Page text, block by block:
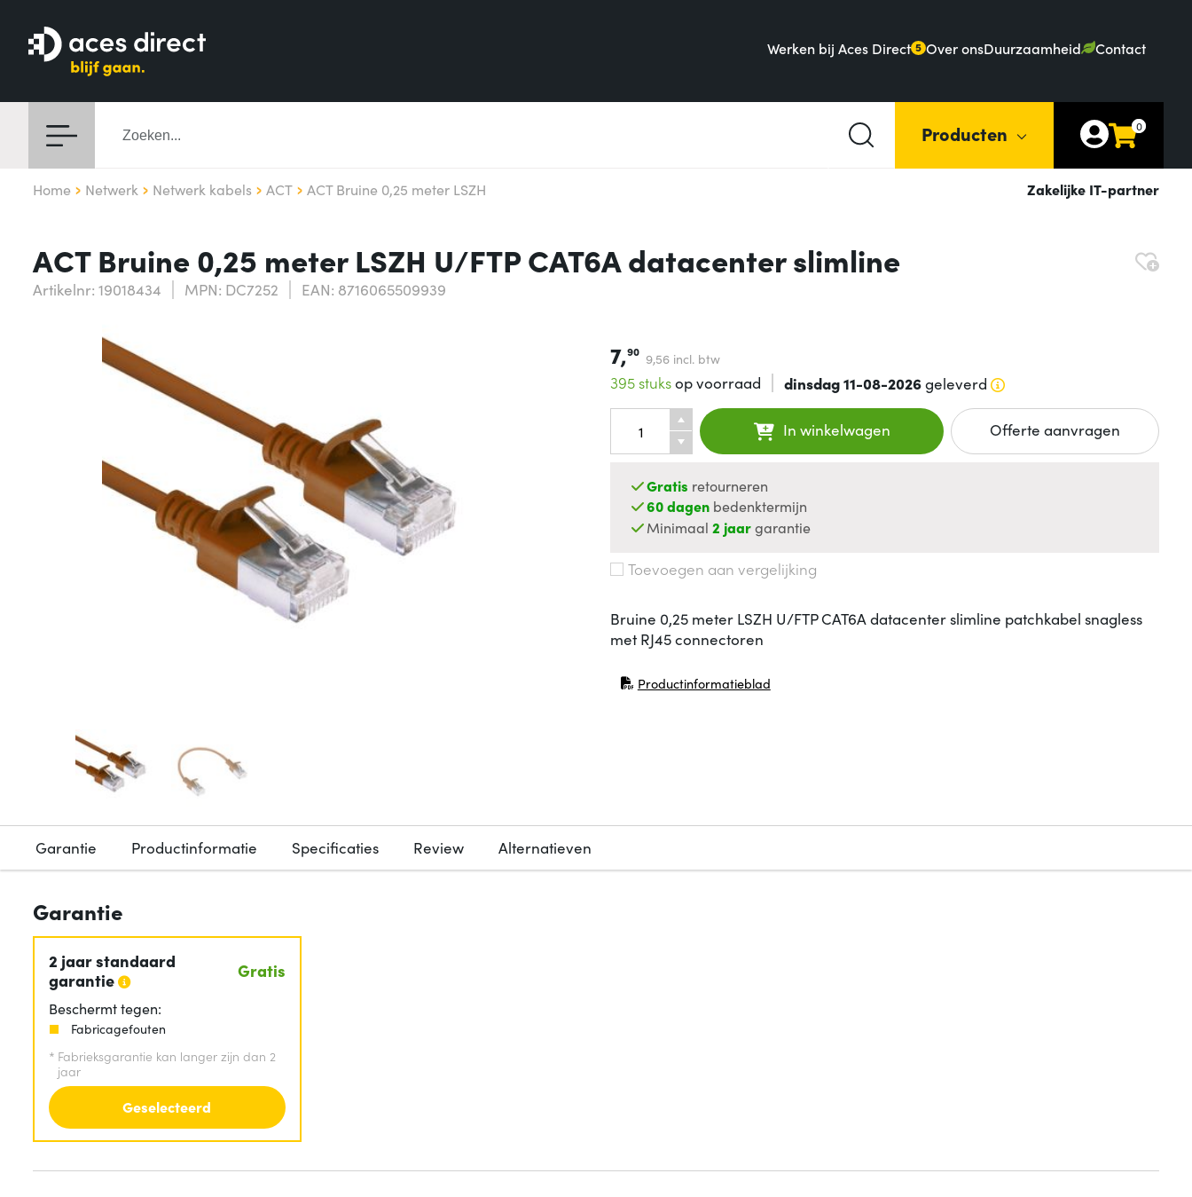
Werken bij Aces Direct 5 Over onsDuurzaamheid Contact
Producten 0
Home Netwerk Netwerk kabels ACT ACT Bruine 0,25 meter LSZH Zakelijke IT-partner
ACT Bruine 0,25 meter LSZH U/FTP CAT6A datacenter slimline
Artikelnr: 19018434 MPN: DC7252 EAN: 8716065509939
7,90 9,56 incl. btw
395 stuksop voorraad dinsdag 11-08-2026geleverd
In winkelwagen Offerte aanvragen
Gratis retourneren
60 dagen bedenktermijn
Minimaal2 jaargarantie
Toevoegen aan vergelijking
Bruine 0,25 meter LSZH U/FTP CAT6A datacenter slimline patchkabel snagless
met RJ45 connectoren
Productinformatieblad
(opent in nieuw venster)
Garantie Productinformatie Specificaties Review Alternatieven
Garantie
2 jaar standaard
garantie
Gratis
Beschermt tegen:
Fabricagefouten
* Fabrieksgarantie kan langer zijn dan 2
jaar
Geselecteerd